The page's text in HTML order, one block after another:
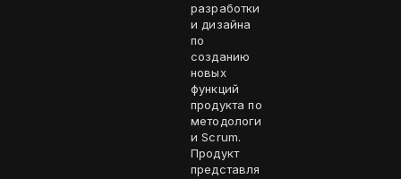
разработки
и дизайна
по
созданию
новых
функций
продукта по
методологи
и Scrum.
Продукт
представля